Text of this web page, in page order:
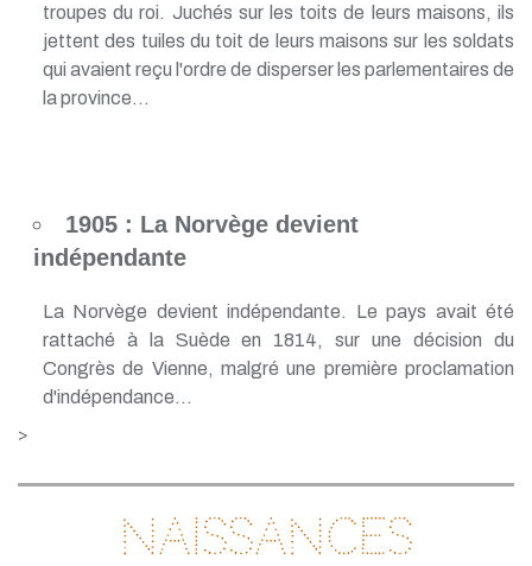
troupes du roi. Juchés sur les toits de leurs maisons, ils
jettent des tuiles du toit de leurs maisons sur les soldats
qui avaient reçu l'ordre de disperser les parlementaires de
la province...
1905 : La Norvège devient
indépendante
La Norvège devient indépendante. Le pays avait été
rattaché à la Suède en 1814, sur une décision du
Congrès de Vienne, malgré une première proclamation
d'indépendance...
>
Naissances